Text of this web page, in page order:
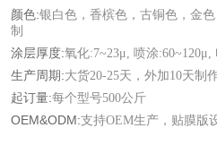
颜色:银白色，香槟色，古铜色，金
制
涂层厚度:氧化:7~23μ, 喷涂:60~120μ,
生产周期:大货20-25天，外加10天制
起订量:每个型号500公斤
OEM&ODM:支持OEM生产，贴膜版